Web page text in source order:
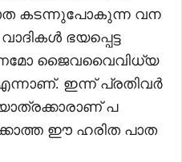
കടന്നുപോകുന്ന വന
ഭയപ്പെട്ട
ജൈവവൈവിധ്യ
എന്നാണ്. ഇന്ന് പ്രതിവർ
പ
ഈ ഹരിത പാത